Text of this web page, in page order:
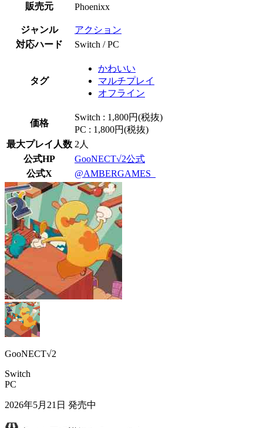
販売元 Phoenixx
ジャンル
アクション
対応ハード
Switch / PC
タグ
かわいい
マルチプレイ
オフライン
価格
Switch : 1,800円(税抜)
PC : 1,800円(税抜)
最大プレイ人数 2人
公式HP
GooNECT√2公式
公式X
@AMBERGAMES_
GooNECT√2
Switch
PC
2026年5月21日 発売中